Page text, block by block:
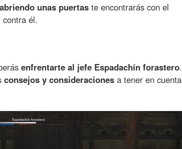
abriendo unas puertas te encontrarás con el
él.
enfrentarte al jefe Espadachín forastero.
consejos y consideraciones a tener en cuenta